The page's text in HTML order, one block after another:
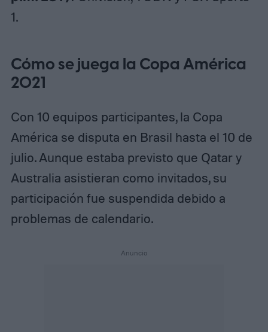
1.
Cómo se juega la Copa América
2021
Con 10 equipos participantes, la Copa
América se disputa en Brasil hasta el 10 de
julio. Aunque estaba previsto que Qatar y
Australia asistieran como invitados, su
participación fue suspendida debido a
problemas de calendario.